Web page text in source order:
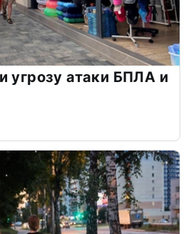
угрозу атаки БПЛА и